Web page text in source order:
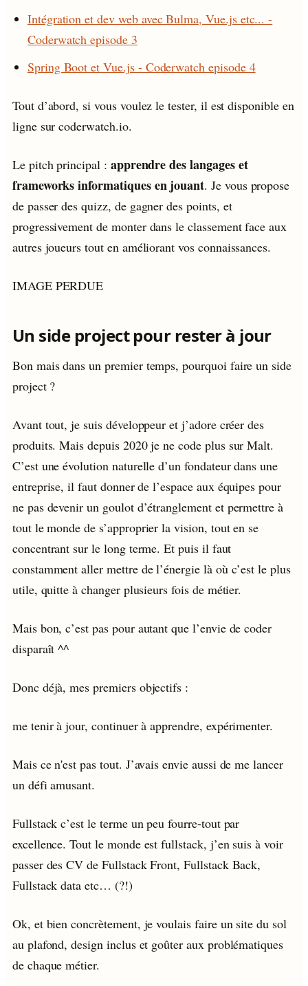
Intégration et dev web avec Bulma, Vue.js etc... -
Coderwatch episode 3
Spring Boot et Vue.js - Coderwatch episode 4
Tout d’abord, si vous voulez le tester, il est disponible en
ligne sur coderwatch.io.
Le pitch principal : apprendre des langages et
frameworks informatiques en jouant. Je vous propose
de passer des quizz, de gagner des points, et
progressivement de monter dans le classement face aux
autres joueurs tout en améliorant vos connaissances.
IMAGE PERDUE
Un side project pour rester à jour
Bon mais dans un premier temps, pourquoi faire un side
project ?
Avant tout, je suis développeur et j’adore créer des
produits. Mais depuis 2020 je ne code plus sur Malt.
C’est une évolution naturelle d’un fondateur dans une
entreprise, il faut donner de l’espace aux équipes pour
ne pas devenir un goulot d’étranglement et permettre à
tout le monde de s’approprier la vision, tout en se
concentrant sur le long terme. Et puis il faut
constamment aller mettre de l’énergie là où c’est le plus
utile, quitte à changer plusieurs fois de métier.
Mais bon, c’est pas pour autant que l’envie de coder
disparaît ^^
Donc déjà, mes premiers objectifs :
me tenir à jour, continuer à apprendre, expérimenter.
Mais ce n'est pas tout. J’avais envie aussi de me lancer
un défi amusant.
Fullstack c’est le terme un peu fourre-tout par
excellence. Tout le monde est fullstack, j’en suis à voir
passer des CV de Fullstack Front, Fullstack Back,
Fullstack data etc… (?!)
Ok, et bien concrètement, je voulais faire un site du sol
au plafond, design inclus et goûter aux problématiques
de chaque métier.